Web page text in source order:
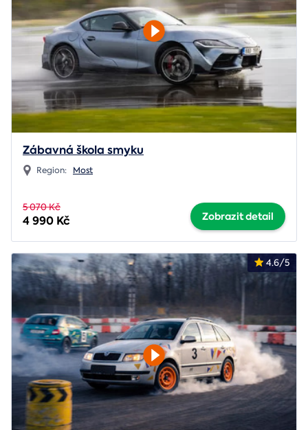
Zábavná škola smyku
Region: Most
5 070 Kč
4 990 Kč Zobrazit detail
4.6/5